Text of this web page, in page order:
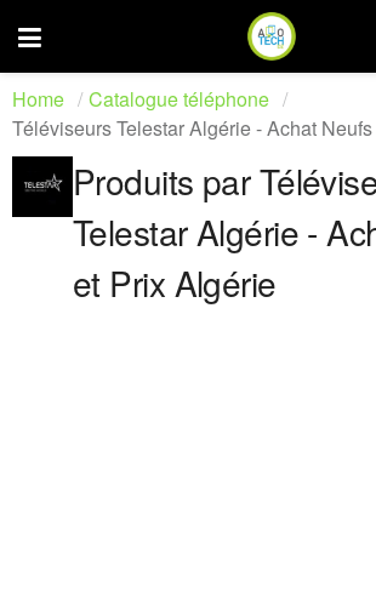
Home
Catalogue téléphone
Téléviseurs Telestar Algérie - Achat
Produits par
Telestar Algérie -
et Prix Algérie